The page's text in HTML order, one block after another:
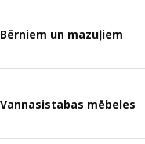
Bērniem un mazuļiem
Vannasistabas mēbeles